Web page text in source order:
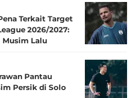
Terkait Target
2026/2027:
Musim Lalu
Pantau
Persik di Solo